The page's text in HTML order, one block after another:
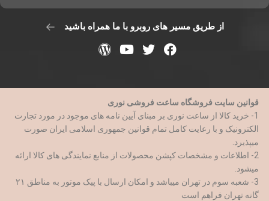
از طریق مسیر های روبرو با ما همراه باشید
قوانین سایت فروشگاه ساعت فروشی نوری
1- خرید کالا از ساعت نوری بر مبنای آیین نامه های موجود در مورد تجارت
الکترونیک و با رعایت کامل تمام قوانین جمهوری اسلامی ایران صورت
میپذیرد.
2- اطلاعات و مشخصات کپشن محصولات از منابع نمایندگی های کالا ارائه
میشود.
3- شعبه سوم در تهران میباشد و امکان ارسال با پیک موتور به مناطق ۲۱
گانه تهران فراهم است